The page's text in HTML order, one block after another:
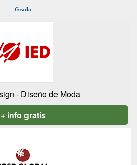
Grado
- Diseño de Moda
+ info gratis